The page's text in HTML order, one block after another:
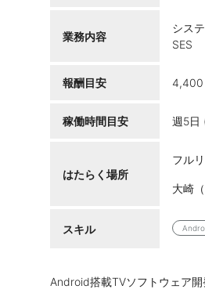
業務内容
シス
SES
報酬目安 4,400
稼働時間目安 週5日
はたらく場所
フル
大崎
スキル
Android搭載TVソフトウェア